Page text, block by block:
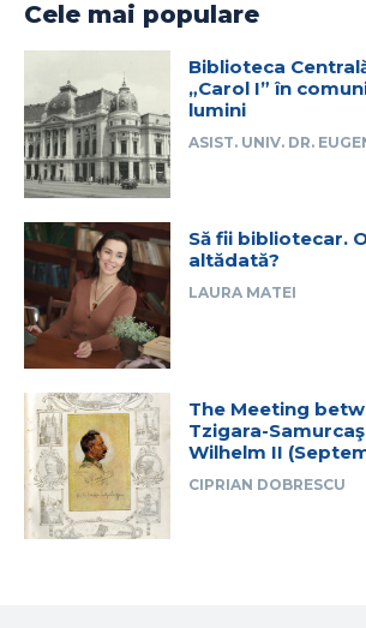
Cele mai populare
Biblioteca
„Carol I” în
lumini
ASIST. UNIV. DR.
Să fii bibliotecar.
altădată?
LAURA MATEI
The Meeting
Tzigara-
Wilhelm II
CIPRIAN DOBRESCU